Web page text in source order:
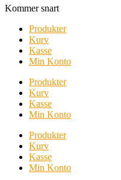
Kommer snart
Produkter
Kurv
Kasse
Min Konto
Produkter
Kurv
Kasse
Min Konto
Produkter
Kurv
Kasse
Min Konto